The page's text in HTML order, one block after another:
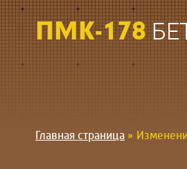
Перейти
содержимомуПМК-178
Главная страница »